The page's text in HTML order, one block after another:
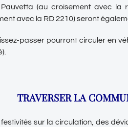
(au croisement avec la
avec la RD 2210) seront
passer pourront circuler en
TRAVERSER LA
sur la circulation, des